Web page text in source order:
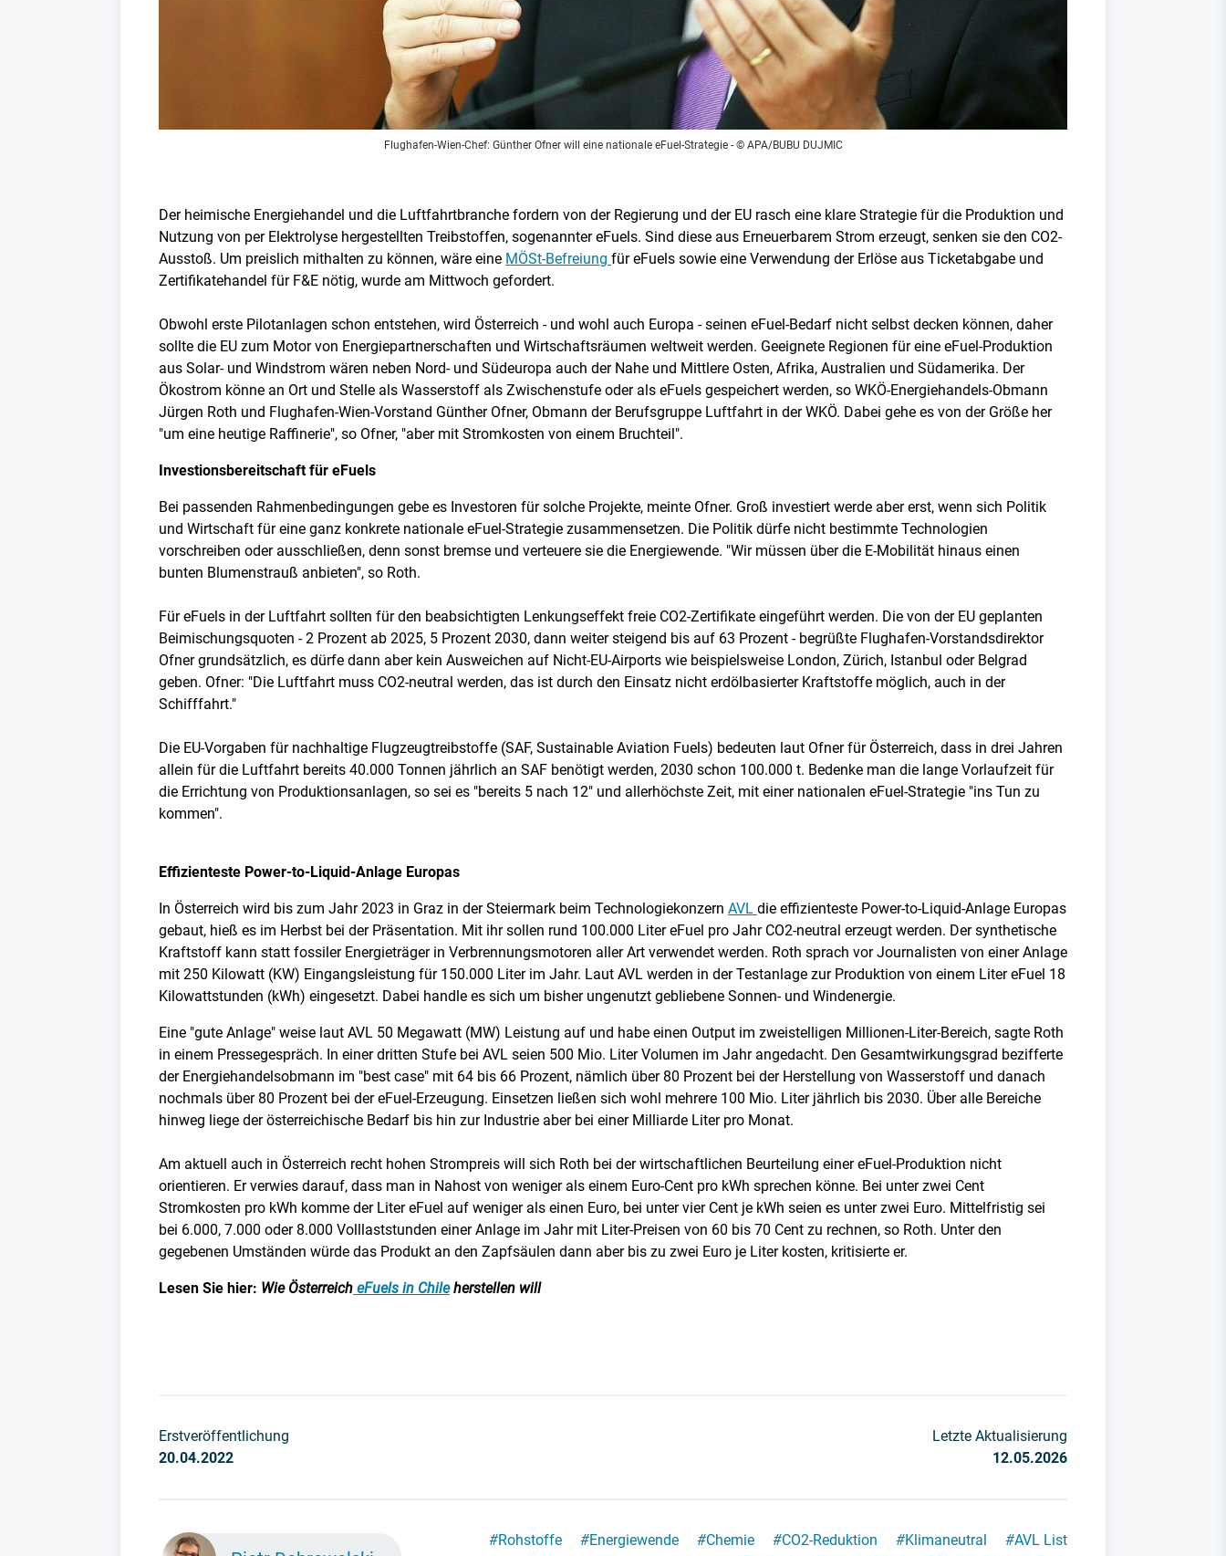
Flughafen-Wien-Chef: Günther Ofner will eine nationale eFuel-Strategie- © APA/BUBU DUJMIC
Der heimische Energiehandel und die Luftfahrtbranche fordern von der Regierung und der EU rasch eine klare Strategie für die Produktion und
Nutzung von per Elektrolyse hergestellten Treibstoffen, sogenannter eFuels. Sind diese aus Erneuerbarem Strom erzeugt, senken sie den CO2-
Ausstoß. Um preislich mithalten zu können, wäre eine MÖSt-Befreiung für eFuels sowie eine Verwendung der Erlöse aus Ticketabgabe und
Zertifikatehandel für F&E nötig, wurde am Mittwoch gefordert.
Obwohl erste Pilotanlagen schon entstehen, wird Österreich - und wohl auch Europa - seinen eFuel-Bedarf nicht selbst decken können, daher
sollte die EU zum Motor von Energiepartnerschaften und Wirtschaftsräumen weltweit werden. Geeignete Regionen für eine eFuel-Produktion
aus Solar- und Windstrom wären neben Nord- und Südeuropa auch der Nahe und Mittlere Osten, Afrika, Australien und Südamerika. Der
Ökostrom könne an Ort und Stelle als Wasserstoff als Zwischenstufe oder als eFuels gespeichert werden, so WKÖ-Energiehandels-Obmann
Jürgen Roth und Flughafen-Wien-Vorstand Günther Ofner, Obmann der Berufsgruppe Luftfahrt in der WKÖ. Dabei gehe es von der Größe her
"um eine heutige Raffinerie", so Ofner, "aber mit Stromkosten von einem Bruchteil".
Investionsbereitschaft für eFuels
Bei passenden Rahmenbedingungen gebe es Investoren für solche Projekte, meinte Ofner. Groß investiert werde aber erst, wenn sich Politik
und Wirtschaft für eine ganz konkrete nationale eFuel-Strategie zusammensetzen. Die Politik dürfe nicht bestimmte Technologien
vorschreiben oder ausschließen, denn sonst bremse und verteuere sie die Energiewende. "Wir müssen über die E-Mobilität hinaus einen
bunten Blumenstrauß anbieten", so Roth.
Für eFuels in der Luftfahrt sollten für den beabsichtigten Lenkungseffekt freie CO2-Zertifikate eingeführt werden. Die von der EU geplanten
Beimischungsquoten - 2 Prozent ab 2025, 5 Prozent 2030, dann weiter steigend bis auf 63 Prozent - begrüßte Flughafen-Vorstandsdirektor
Ofner grundsätzlich, es dürfe dann aber kein Ausweichen auf Nicht-EU-Airports wie beispielsweise London, Zürich, Istanbul oder Belgrad
geben. Ofner: "Die Luftfahrt muss CO2-neutral werden, das ist durch den Einsatz nicht erdölbasierter Kraftstoffe möglich, auch in der
Schifffahrt."
Die EU-Vorgaben für nachhaltige Flugzeugtreibstoffe (SAF, Sustainable Aviation Fuels) bedeuten laut Ofner für Österreich, dass in drei Jahren
allein für die Luftfahrt bereits 40.000 Tonnen jährlich an SAF benötigt werden, 2030 schon 100.000 t. Bedenke man die lange Vorlaufzeit für
die Errichtung von Produktionsanlagen, so sei es "bereits 5 nach 12" und allerhöchste Zeit, mit einer nationalen eFuel-Strategie "ins Tun zu
kommen".
Effizienteste Power-to-Liquid-Anlage Europas
In Österreich wird bis zum Jahr 2023 in Graz in der Steiermark beim Technologiekonzern AVL die effizienteste Power-to-Liquid-Anlage Europas
gebaut, hieß es im Herbst bei der Präsentation. Mit ihr sollen rund 100.000 Liter eFuel pro Jahr CO2-neutral erzeugt werden. Der synthetische
Kraftstoff kann statt fossiler Energieträger in Verbrennungsmotoren aller Art verwendet werden. Roth sprach vor Journalisten von einer Anlage
mit 250 Kilowatt (KW) Eingangsleistung für 150.000 Liter im Jahr. Laut AVL werden in der Testanlage zur Produktion von einem Liter eFuel 18
Kilowattstunden (kWh) eingesetzt. Dabei handle es sich um bisher ungenutzt gebliebene Sonnen- und Windenergie.
Eine "gute Anlage" weise laut AVL 50 Megawatt (MW) Leistung auf und habe einen Output im zweistelligen Millionen-Liter-Bereich, sagte Roth
in einem Pressegespräch. In einer dritten Stufe bei AVL seien 500 Mio. Liter Volumen im Jahr angedacht. Den Gesamtwirkungsgrad bezifferte
der Energiehandelsobmann im "best case" mit 64 bis 66 Prozent, nämlich über 80 Prozent bei der Herstellung von Wasserstoff und danach
nochmals über 80 Prozent bei der eFuel-Erzeugung. Einsetzen ließen sich wohl mehrere 100 Mio. Liter jährlich bis 2030. Über alle Bereiche
hinweg liege der österreichische Bedarf bis hin zur Industrie aber bei einer Milliarde Liter pro Monat.
Am aktuell auch in Österreich recht hohen Strompreis will sich Roth bei der wirtschaftlichen Beurteilung einer eFuel-Produktion nicht
orientieren. Er verwies darauf, dass man in Nahost von weniger als einem Euro-Cent pro kWh sprechen könne. Bei unter zwei Cent
Stromkosten pro kWh komme der Liter eFuel auf weniger als einen Euro, bei unter vier Cent je kWh seien es unter zwei Euro. Mittelfristig sei
bei 6.000, 7.000 oder 8.000 Volllaststunden einer Anlage im Jahr mit Liter-Preisen von 60 bis 70 Cent zu rechnen, so Roth. Unter den
gegebenen Umständen würde das Produkt an den Zapfsäulen dann aber bis zu zwei Euro je Liter kosten, kritisierte er.
Lesen Sie hier: Wie Österreich eFuels in Chileherstellen will
Erstveröffentlichung
20.04.2022
Letzte Aktualisierung
12.05.2026
#Rohstoffe #Energiewende #Chemie #CO2-Reduktion #Klimaneutral #AVL List